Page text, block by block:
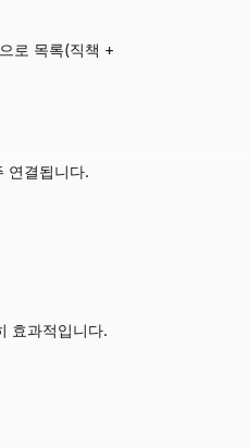
로 목록(직책 +
연결됩니다.
효과적입니다.